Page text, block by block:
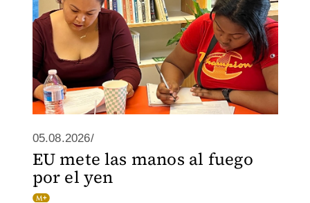
05.08.2026/
EU mete las manos al fuego
por el yen